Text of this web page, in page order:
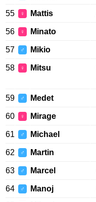
55 ♀ Mattis
56 ♀ Minato
57 ♂ Mikio
58 ♀ Mitsu
59 ♂ Medet
60 ♀ Mirage
61 ♂ Michael
62 ♂ Martin
63 ♂ Marcel
64 ♂ Manoj